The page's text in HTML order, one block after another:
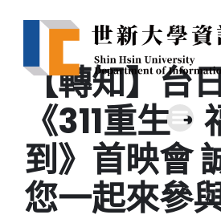
【轉知】台
《311重生‧
到》首映會
您一起來參